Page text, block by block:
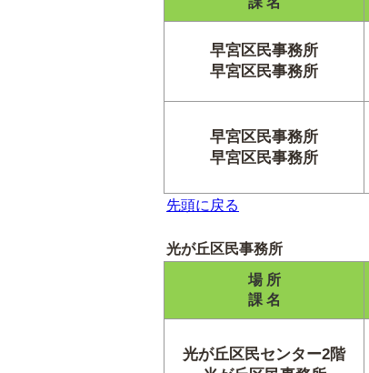
早宮区民事務所
早宮区民事務所
早宮区民事務所
早宮区民事務所
先頭に戻る
光が丘区民事務所
場 所
課 名
光が丘区民センター2階